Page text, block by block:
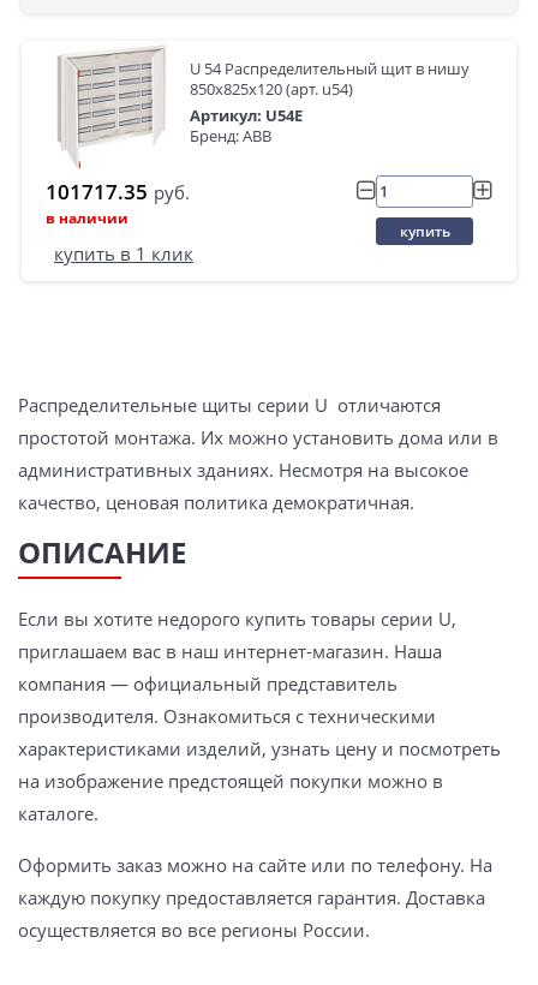
U 54 Распределительный щит в нишу
850x825x120 (арт. u54)
Артикул: U54E
Бренд: ABB
101717.35 руб.
в наличии
купить
купить в 1 клик
Распределительные щиты серии U отличаются
простотой монтажа. Их можно установить дома или в
административных зданиях. Несмотря на высокое
качество, ценовая политика демократичная.
ОПИСАНИЕ
Если вы хотите недорого купить товары серии U,
приглашаем вас в наш интернет-магазин. Наша
компания — официальный представитель
производителя. Ознакомиться с техническими
характеристиками изделий, узнать цену и посмотреть
на изображение предстоящей покупки можно в
каталоге.
Оформить заказ можно на сайте или по телефону. На
каждую покупку предоставляется гарантия. Доставка
осуществляется во все регионы России.